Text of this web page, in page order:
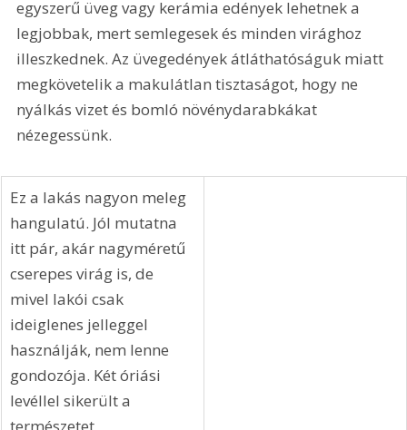
A vágott virágok is nagyon jól szolgálják dekorációs
céljainkat, sőt színük miatt még élettelibb hatásuk
is lehet. Legyen csokor vagy csak egy szál, a váza és
a váza helye is ugyanolyan fontos, mint a virág. A
berendezés stílusához illő edény itt is lényeges. Egy-
ezek legtöbbje mintás, nem mindig a
legmegfelelőbbek, csak kevés virághoz illenek. Az
egyszerű üveg vagy kerámia edények lehetnek a
legjobbak, mert semlegesek és minden virághoz
illeszkednek. Az üvegedények átláthatóságuk miatt
megkövetelik a makulátlan tisztaságot, hogy ne
nyálkás vizet és bomló növénydarabkákat
nézegessünk.
Ez a lakás nagyon meleg